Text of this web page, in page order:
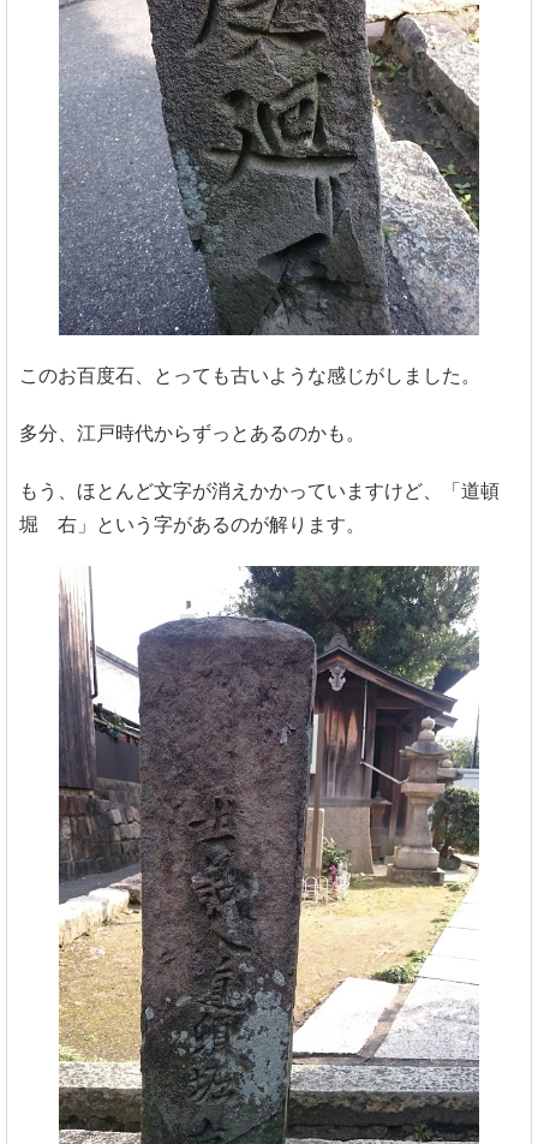
このお百度石、とっても古いような感じがしました。
多分、江戸時代からずっとあるのかも。
もう、ほとんど文字が消えかかっていますけど、「道頓
堀 右」という字があるのが解ります。